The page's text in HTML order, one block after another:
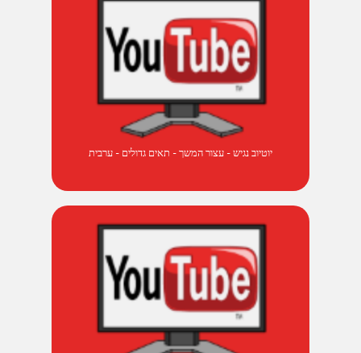
יוטיוב נגיש - עצור המשך - תאים גדולים - ערבית